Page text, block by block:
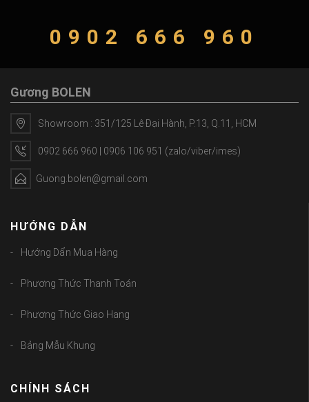
0902 666 960
Gương BOLEN
Showroom : 351/125 Lê Đại Hành, P.13, Q.11, HCM
0902 666 960 | 0906 106 951 (zalo/viber/imes)
Guong.bolen@gmail.com
HƯỚNG DẪN
Hướng Dẩn Mua Hàng
Phương Thức Thanh Toán
Phương Thức Giao Hang
Bảng Mẫu Khung
CHÍNH SÁCH